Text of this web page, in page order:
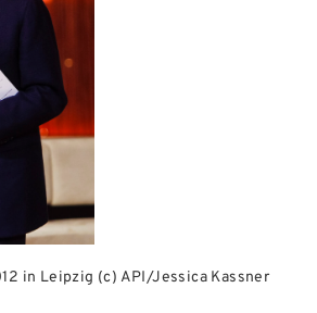
in Leipzig (c) API/Jessica Kassner